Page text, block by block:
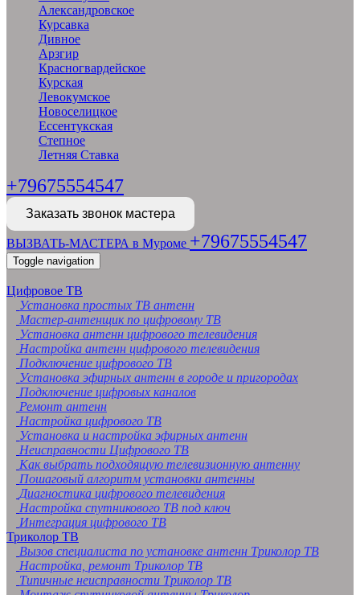
Александровское
Курсавка
Дивное
Арзгир
Красногвардейское
Курская
Левокумское
Новоселицкое
Ессентукская
Степное
Летняя Ставка
+79675554547
Заказать звонок мастера
ВЫЗВАТЬ-МАСТЕРА в Муроме +79675554547
Toggle navigation
Цифровое ТВ
Установка простых ТВ антенн
Мастер-антенщик по цифровому ТВ
Установка антенн цифрового телевидения
Настройка антенн цифрового телевидения
Подключение цифрового ТВ
Установка эфирных антенн в городе и пригородах
Подключение цифровых каналов
Ремонт антенн
Настройка цифрового ТВ
Установка и настройка эфирных антенн
Неисправности Цифрового ТВ
Как выбрать подходящую телевизионную антенну
Пошаговый алгоритм установки антенны
Диагностика цифрового телевидения
Настройка спутникового ТВ под ключ
Интеграция цифрового ТВ
Триколор ТВ
Вызов специалиста по установке антенн Триколор ТВ
Настройка, ремонт Триколор ТВ
Типичные неисправности Триколор ТВ